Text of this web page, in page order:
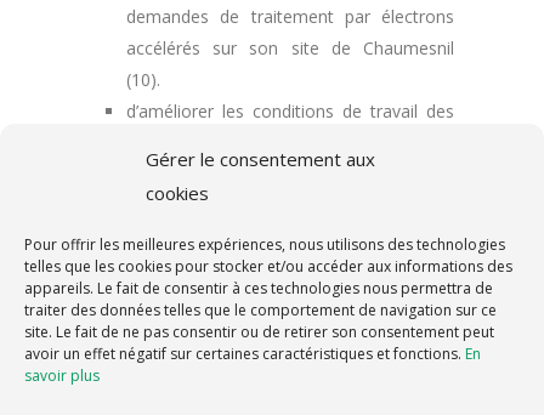
Gérer le consentement aux
cookies
Pour offrir les meilleures expériences, nous utilisons des technologies
telles que les cookies pour stocker et/ou accéder aux informations des
appareils. Le fait de consentir à ces technologies nous permettra de
traiter des données telles que le comportement de navigation sur ce
site. Le fait de ne pas consentir ou de retirer son consentement peut
avoir un effet négatif sur certaines caractéristiques et fonctions. En
savoir plus
demandes de traitement par électrons
accélérés sur son site de Chaumesnil
(10).
d’améliorer les conditions de travail des
L’ensemble est intégré à la GPAO du site afin
automatique et sécurisée des palettes
confiées par ses clients.